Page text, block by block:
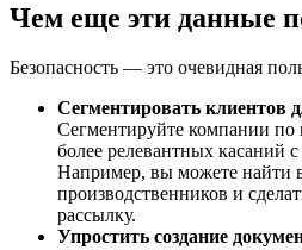
Чем еще эти данные
Безопасность — это очевидная
Сегментировать клиентов
Сегментируйте компании по
более релевантных касаний
Например, вы можете найти в
производственников и
рассылку.
Упростить создание